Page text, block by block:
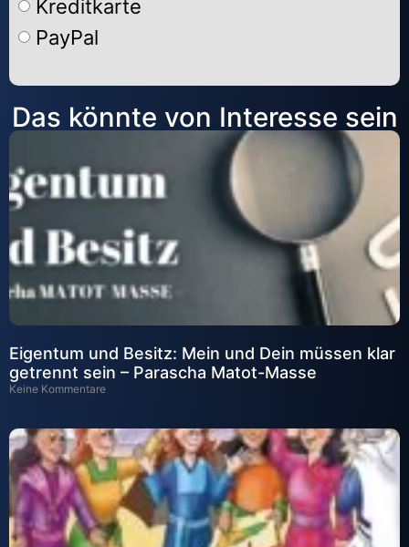
Kreditkarte
PayPal
Alternative:
Das könnte von Interesse sein
Eigentum und Besitz: Mein und Dein müssen klar
getrennt sein – Parascha Matot-Masse
Keine Kommentare